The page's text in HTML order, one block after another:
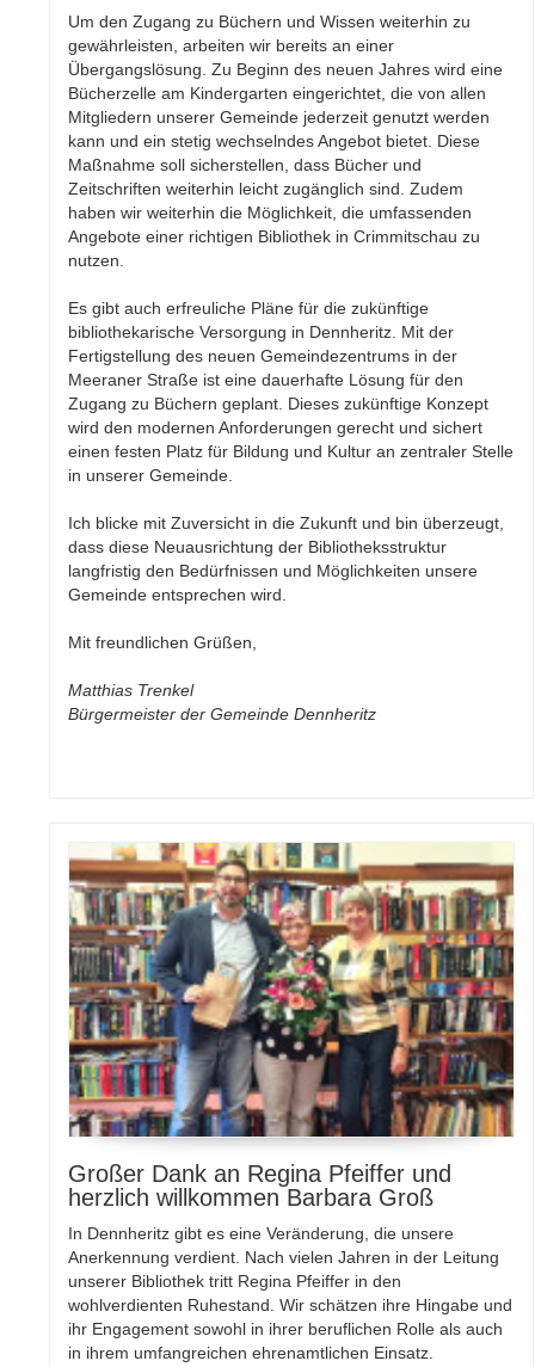
Um den Zugang zu Büchern und Wissen weiterhin zu
gewährleisten, arbeiten wir bereits an einer
Übergangslösung. Zu Beginn des neuen Jahres wird eine
Bücherzelle am Kindergarten eingerichtet, die von allen
Mitgliedern unserer Gemeinde jederzeit genutzt werden
kann und ein stetig wechselndes Angebot bietet. Diese
Maßnahme soll sicherstellen, dass Bücher und
Zeitschriften weiterhin leicht zugänglich sind. Zudem
haben wir weiterhin die Möglichkeit, die umfassenden
Angebote einer richtigen Bibliothek in Crimmitschau zu
nutzen.
Es gibt auch erfreuliche Pläne für die zukünftige
bibliothekarische Versorgung in Dennheritz. Mit der
Fertigstellung des neuen Gemeindezentrums in der
Meeraner Straße ist eine dauerhafte Lösung für den
Zugang zu Büchern geplant. Dieses zukünftige Konzept
wird den modernen Anforderungen gerecht und sichert
einen festen Platz für Bildung und Kultur an zentraler Stelle
in unserer Gemeinde.
Ich blicke mit Zuversicht in die Zukunft und bin überzeugt,
dass diese Neuausrichtung der Bibliotheksstruktur
langfristig den Bedürfnissen und Möglichkeiten unsere
Gemeinde entsprechen wird.
Mit freundlichen Grüßen,
Matthias Trenkel
Bürgermeister der Gemeinde Dennheritz
Großer Dank an Regina Pfeiffer und
herzlich willkommen Barbara Groß
In Dennheritz gibt es eine Veränderung, die unsere
Anerkennung verdient. Nach vielen Jahren in der Leitung
unserer Bibliothek tritt Regina Pfeiffer in den
wohlverdienten Ruhestand. Wir schätzen ihre Hingabe und
ihr Engagement sowohl in ihrer beruflichen Rolle als auch
in ihrem umfangreichen ehrenamtlichen Einsatz.